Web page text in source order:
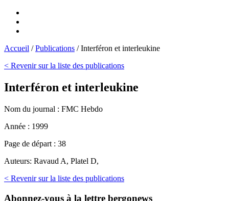
Accueil /Publications /Interféron et interleukine
< Revenir sur la liste des publications
Interféron et interleukine
Nom du journal : FMC Hebdo
Année : 1999
Page de départ : 38
Auteurs: Ravaud A, Platel D,
< Revenir sur la liste des publications
Abonnez-vous à la lettre bergonews